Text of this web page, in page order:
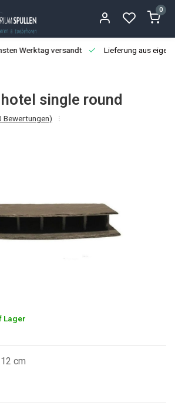
0
Werktag versandt Lieferung aus
single round
Bewertungen)
Lager
cm